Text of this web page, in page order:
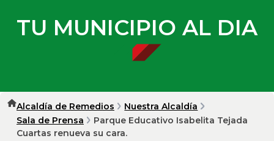
TU MUNICIPIO AL DIA
Alcaldía de Remedios
Nuestra Alcaldía
Sala de Prensa
Parque Educativo Isabelita Tejada
Cuartas renueva su cara.